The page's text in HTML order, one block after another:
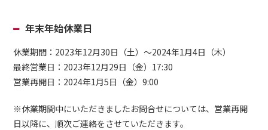
年末年始休業日
休業期間：2023年12月30日（土）～2024年1月4日（木）
最終営業日：2023年12月29日（金）17:30
営業再開日：2024年1月5日（金）9:00
※休業期間中にいただきましたお問合せについては、営業再開
日以降に、順次ご連絡をさせていただきます。